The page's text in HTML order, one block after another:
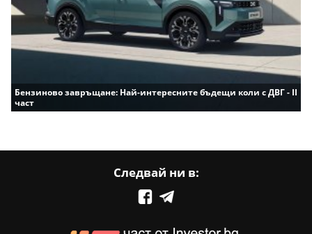
Бензиново завръщане: Най-интересните бъдещи коли с ДВГ - II
част
Следвай ни в: